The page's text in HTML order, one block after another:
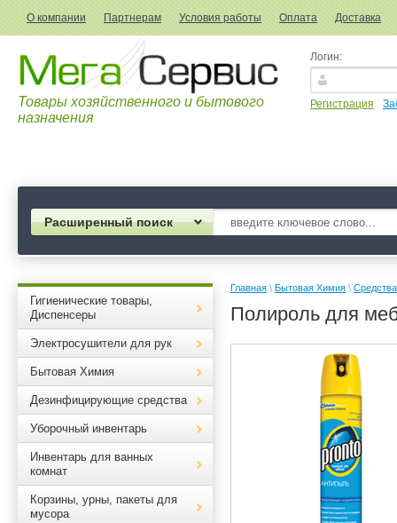
О компании Партнерам Условия работы Оплата Доставка
Товары хозяйственного и бытового
назначения
Логин:
Регистрация
Расширенный поиск
Гигиенические товары,
Диспенсеры
Электросушители для рук
Бытовая Химия
Дезинфицирующие средства
Уборочный инвентарь
Инвентарь для ванных
комнат
Корзины, урны, пакеты для
мусора
Главная \ Бытовая Химия \
Полироль для